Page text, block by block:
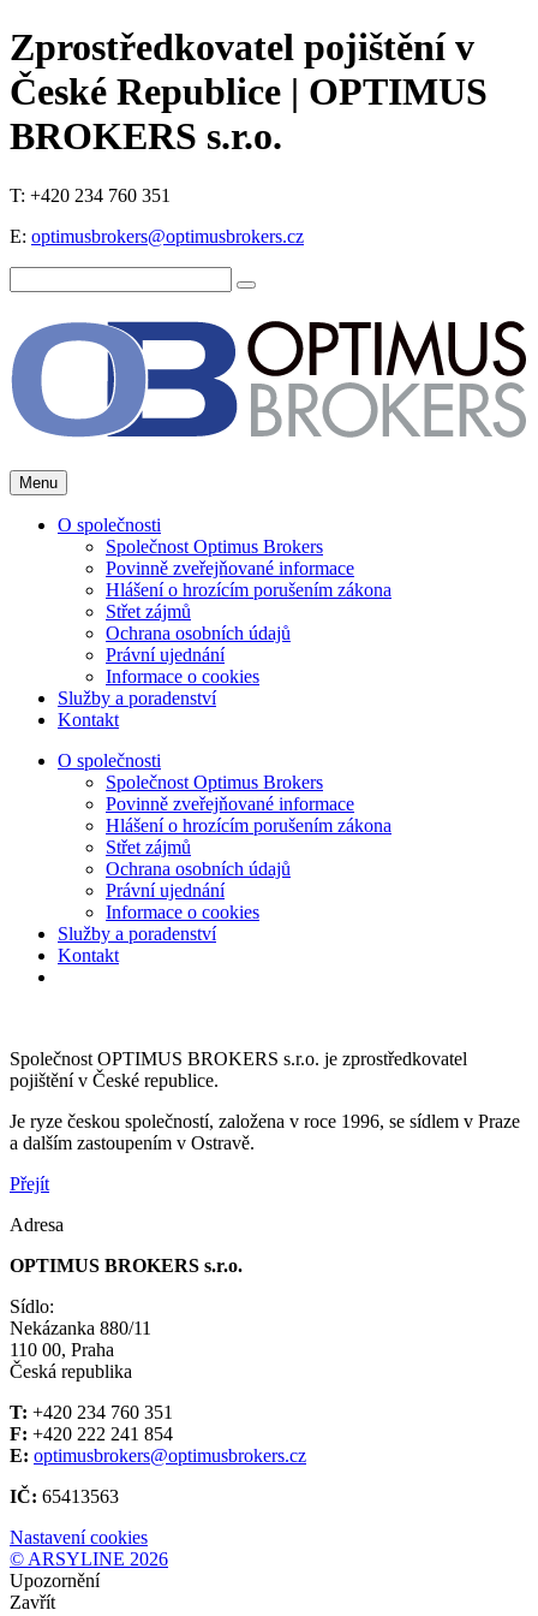
Zprostředkovatel pojištění v
České Republice | OPTIMUS
BROKERS s.r.o.
T: +420 234 760 351
E: optimusbrokers@optimusbrokers.cz
Menu
O společnosti
Společnost Optimus Brokers
Povinně zveřejňované informace
Hlášení o hrozícím porušením zákona
Střet zájmů
Ochrana osobních údajů
Právní ujednání
Informace o cookies
Služby a poradenství
Kontakt
O společnosti
Společnost Optimus Brokers
Povinně zveřejňované informace
Hlášení o hrozícím porušením zákona
Střet zájmů
Ochrana osobních údajů
Právní ujednání
Informace o cookies
Služby a poradenství
Kontakt
Společnost OPTIMUS BROKERS s.r.o. je zprostředkovatel
pojištění v České republice.
Je ryze českou společností, založena v roce 1996, se sídlem v Praze
a dalším zastoupením v Ostravě.
Přejít
Adresa
OPTIMUS BROKERS s.r.o.
Sídlo:
Nekázanka 880/11
110 00, Praha
Česká republika
T: +420 234 760 351
F: +420 222 241 854
E: optimusbrokers@optimusbrokers.cz
IČ: 65413563
Nastavení cookies
© ARSYLINE 2026
Upozornění
Zavřít